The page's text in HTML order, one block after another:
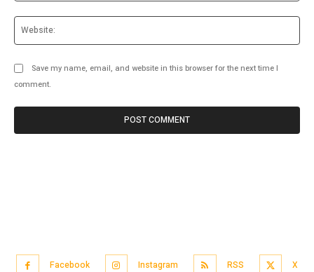
Save my name, email, and website in this browser for the next time I
comment.
Facebook Instagram RSS X